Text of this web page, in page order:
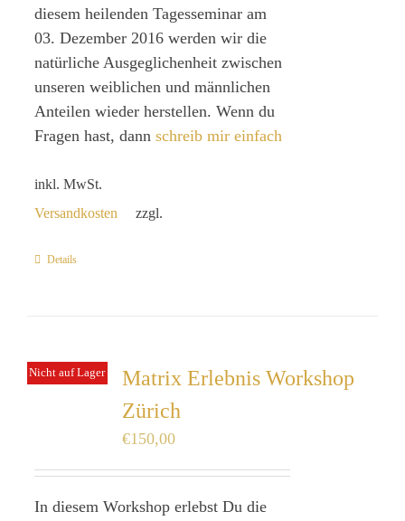
diesem heilenden Tagesseminar am
03. Dezember 2016 werden wir die
natürliche Ausgeglichenheit zwischen
unseren weiblichen und männlichen
Anteilen wieder herstellen. Wenn du
Fragen hast, dann schreib mir einfach
inkl. MwSt.
zzgl.
Versandkosten
Details
Nicht auf Lager
Matrix Erlebnis Workshop
Zürich
€150,00
In diesem Workshop erlebst Du die